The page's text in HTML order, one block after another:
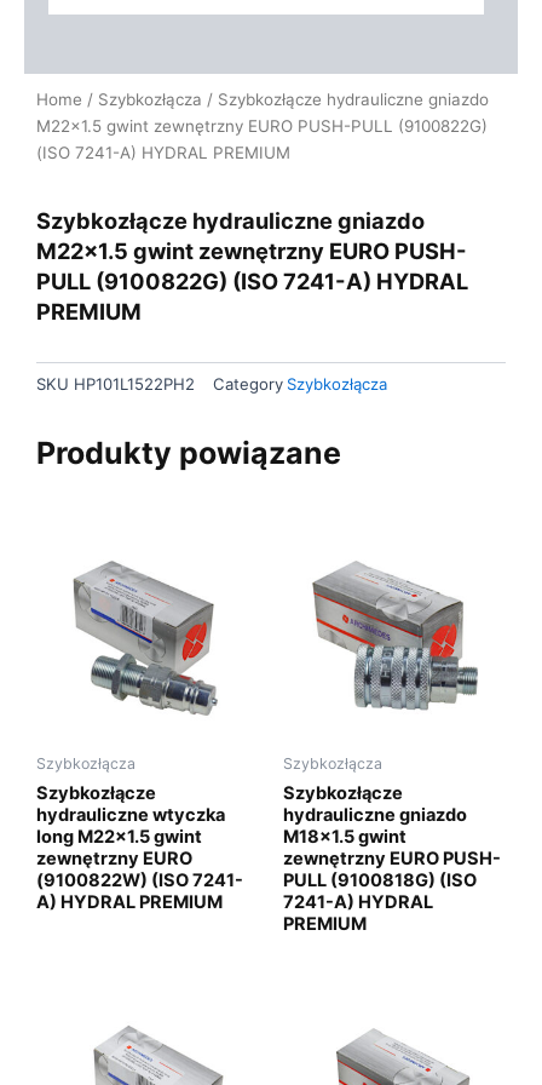
Home / Szybkozłącza / Szybkozłącze hydrauliczne gniazdo
M22x1.5 gwint zewnętrzny EURO PUSH-PULL (9100822G)
(ISO 7241-A) HYDRAL PREMIUM
Szybkozłącze hydrauliczne gniazdo
M22x1.5 gwint zewnętrzny EURO PUSH-
PULL (9100822G) (ISO 7241-A) HYDRAL
PREMIUM
SKU HP101L1522PH2 Category Szybkozłącza
Produkty powiązane
Szybkozłącza
Szybkozłącze
hydrauliczne wtyczka
long M22x1.5 gwint
zewnętrzny EURO
(9100822W) (ISO 7241-
A) HYDRAL PREMIUM
Szybkozłącza
Szybkozłącze
hydrauliczne gniazdo
M18x1.5 gwint
zewnętrzny EURO PUSH-
PULL (9100818G) (ISO
7241-A) HYDRAL
PREMIUM